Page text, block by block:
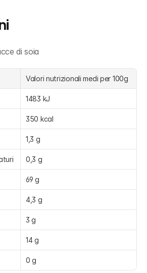
di soia
Valori nutrizionali medi per 100g
1483 kJ
350 kcal
1,3 g
0,3 g
69 g
4,3 g
3 g
14 g
0 g